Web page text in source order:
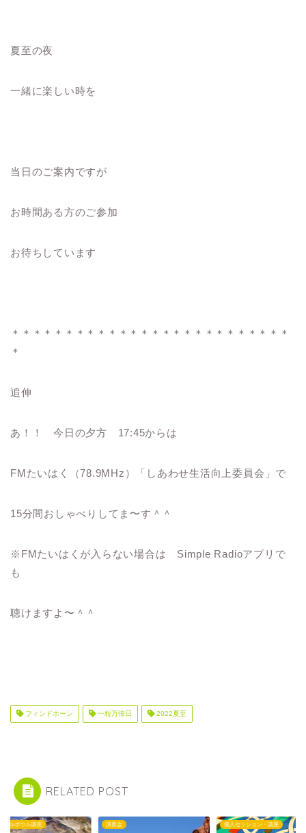
夏至の夜
一緒に楽しい時を
当日のご案内ですが
お時間ある方のご参加
お待ちしています
＊＊＊＊＊＊＊＊＊＊＊＊＊＊＊＊＊＊＊＊＊＊＊＊＊＊
＊
追伸
あ！！ 今日の夕方 17:45からは
FMたいはく（78.9MHz）「しあわせ生活向上委員会」で
15分間おしゃべりしてま〜す＾＾
※FMたいはくが入らない場合は Simple Radioアプリで
も
聴けますよ〜＾＾
フィンドホーン 一粒万倍日 2022夏至
RELATED POST
タルボウル講座 演奏会 個人セッション・講座